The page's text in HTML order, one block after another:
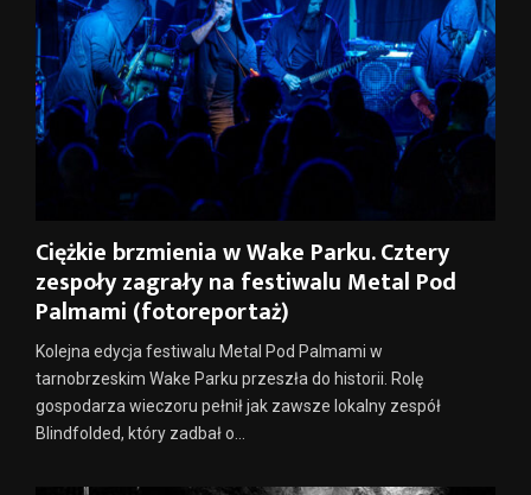
Ciężkie brzmienia w Wake Parku. Cztery
zespoły zagrały na festiwalu Metal Pod
Palmami (fotoreportaż)
Kolejna edycja festiwalu Metal Pod Palmami w
tarnobrzeskim Wake Parku przeszła do historii. Rolę
gospodarza wieczoru pełnił jak zawsze lokalny zespół
Blindfolded, który zadbał o...